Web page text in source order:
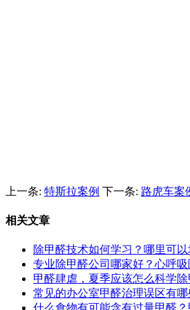
上一条: 特斯拉案例 下一条: 路虎车案
相关文章
除甲醛技术如何学习？哪里可
专业除甲醛公司哪家好？心呼
甲醛肆虐，夏季应该怎么科学除
常见的办公室甲醛治理误区有